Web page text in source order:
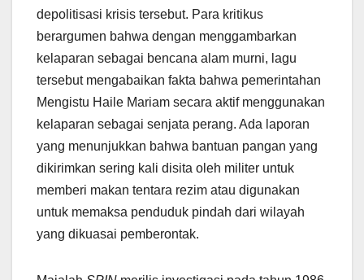
depolitisasi krisis tersebut. Para kritikus
berargumen bahwa dengan menggambarkan
kelaparan sebagai bencana alam murni, lagu
tersebut mengabaikan fakta bahwa pemerintahan
Mengistu Haile Mariam secara aktif menggunakan
kelaparan sebagai senjata perang. Ada laporan
yang menunjukkan bahwa bantuan pangan yang
dikirimkan sering kali disita oleh militer untuk
memberi makan tentara rezim atau digunakan
untuk memaksa penduduk pindah dari wilayah
yang dikuasai pemberontak.